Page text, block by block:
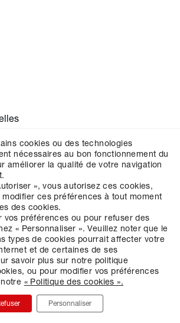
des cookies
RÉGION
cookies ou des technologies
nécessaires au bon fonctionnement du
améliorer la qualité de votre navigation
», vous autorisez ces cookies,
ces préférences à tout moment
des cookies.
vos préférences ou pour refuser des
« Personnaliser ».Veuillez noter que le
types de cookies pourrait affecter votre
et de certaines de ses
savoir plus sur notre politique
ou pour modifier vos préférences
« Politique des cookies ».
Personnaliser